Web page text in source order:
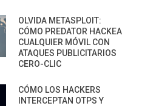
OLVIDA METASPLOIT:
CÓMO PREDATOR HACKEA
CUALQUIER MÓVIL CON
ATAQUES PUBLICITARIOS
CERO-CLIC
CÓMO LOS HACKERS
INTERCEPTAN OTPS Y